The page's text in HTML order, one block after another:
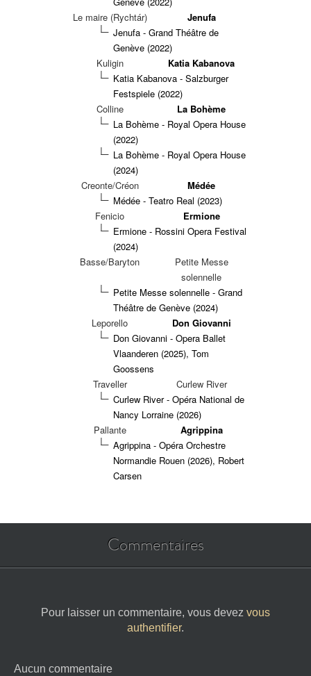
Le maire (Rychtár)
Jenufa
Jenufa - Grand Théâtre de
Genève (2022)
Kuligin
Katia Kabanova
Katia Kabanova - Salzburger
Festspiele (2022)
Colline
La Bohème
La Bohème - Royal Opera House
(2022)
La Bohème - Royal Opera House
(2024)
Creonte/Créon
Médée
Médée - Teatro Real (2023)
Fenicio
Ermione
Ermione - Rossini Opera Festival
(2024)
Basse/Baryton
Petite Messe
solennelle
Petite Messe solennelle - Grand
Théâtre de Genève (2024)
Leporello
Don Giovanni
Don Giovanni - Opera Ballet
Vlaanderen (2025), Tom
Goossens
Traveller
Curlew River
Curlew River - Opéra National de
Nancy Lorraine (2026)
Pallante
Agrippina
Agrippina - Opéra Orchestre
Normandie Rouen (2026), Robert
Carsen
Commentaires
Pour laisser un commentaire, vous devez vous
authentifier.
Aucun commentaire